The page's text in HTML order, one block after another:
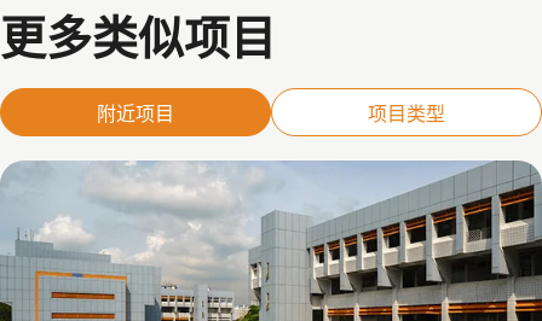
更多类似项目
附近项目 项目类型